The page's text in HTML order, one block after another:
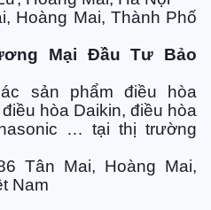
kiệm điện inverter
êm ái
lạnh nhanh giúp:
ngay sau khi bật
ái, phù hợp sử dụng ban
Hoàng Mai, Thành Phố
Mại Đầu Tư Bảo
sản phẩm điều hòa
hòa Daikin, điều hòa
… tại thị trường
Tân Mai, Hoàng Mai,
Nam